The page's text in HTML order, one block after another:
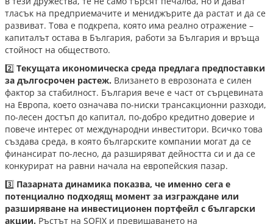
тласък на предприемачите и мениджърите да растат и да се
развиват. Това е подкрепа, която има реално отражение –
капиталът остава в България, работи за България и връща
стойност на обществото.
2️⃣ Текущата икономическа среда предлага предпоставки
за дългосрочен растеж. Влизането в еврозоната е силен
фактор за стабилност. България вече е част от сърцевината
на Европа, което означава по-ниски трансакционни разходи,
по-лесен достъп до капитал, по-добро кредитно доверие и
повече интерес от международни инвеститори. Всичко това
създава среда, в която българските компании могат да се
финансират по-лесно, да разширяват дейността си и да се
конкурират на равни начала на европейския пазар.
3️⃣ Пазарната динамика показва, че именно сега е
потенциално подходящ момент за изграждане или
разширяване на инвестиционен портфейл с български
акции. Ръстът на SOFIX и превишаването на